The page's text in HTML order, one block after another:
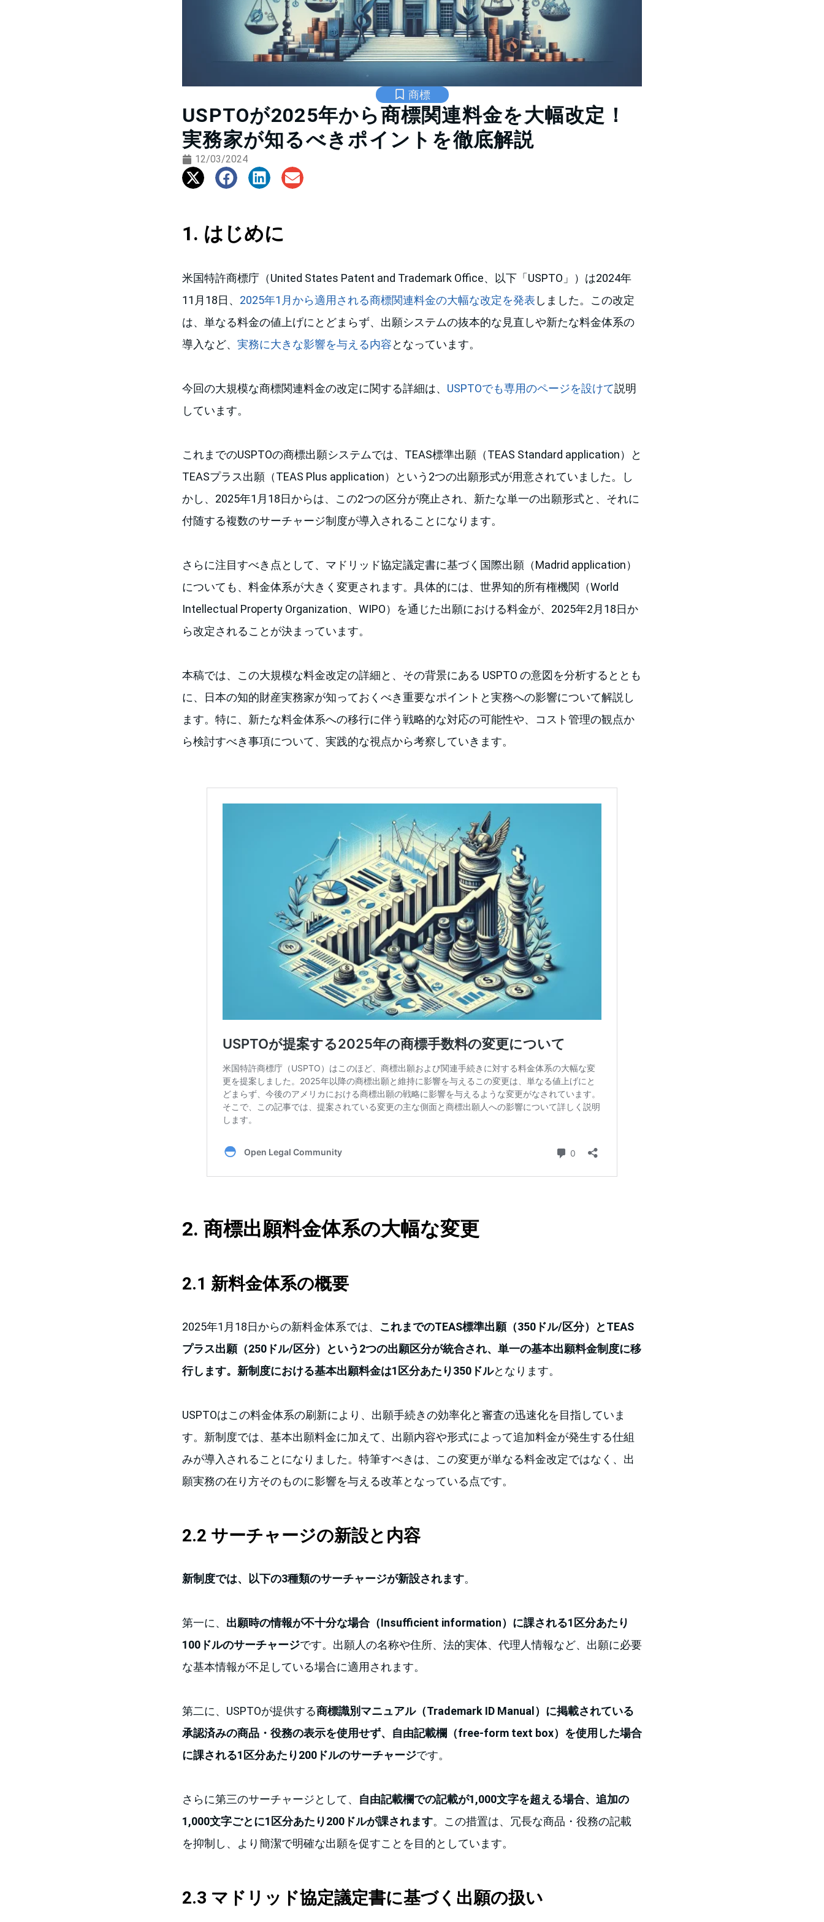
商標
USPTOが2025年から商標関連料金を大幅改定！
実務家が知るべきポイントを徹底解説
12/03/2024
1. はじめに
米国特許商標庁（United States Patent and Trademark Office、以下「USPTO」）は2024年
11月18日、 2025年1月から適用される商標関連料金の大幅な改定を発表 しました。この改定
は、単なる料金の値上げにとどまらず、出願システムの抜本的な見直しや新たな料金体系の
導入など、 実務に大きな影響を与える内容となっています。
今回の大規模な商標関連料金の改定に関する詳細は、 USPTOでも専用のページを設けて説明
しています。
これまでのUSPTOの商標出願システムでは、TEAS標準出願（TEAS Standard application）と
TEASプラス出願（TEAS Plus application）という2つの出願形式が用意されていました。し
かし、2025年1月18日からは、この2つの区分が廃止され、新たな単一の出願形式と、それに
付随する複数のサーチャージ制度が導入されることになります。
さらに注目すべき点として、マドリッド協定議定書に基づく国際出願（Madrid application）
についても、料金体系が大きく変更されます。具体的には、世界知的所有権機関（World
Intellectual Property Organization、WIPO）を通じた出願における料金が、2025年2月18日か
ら改定されることが決まっています。
本稿では、この大規模な料金改定の詳細と、その背景にある USPTO の意図を分析するととも
に、日本の知的財産実務家が知っておくべき重要なポイントと実務への影響について解説し
ます。特に、新たな料金体系への移行に伴う戦略的な対応の可能性や、コスト管理の観点か
ら検討すべき事項について、実践的な視点から考察していきます。
2. 商標出願料金体系の大幅な変更
2.1 新料金体系の概要
2025年1月18日からの新料金体系では、 これまでのTEAS標準出願（350ドル/区分）とTEAS
プラス出願（250ドル/区分）という2つの出願区分が統合され、単一の基本出願料金制度に移
行します。新制度における基本出願料金は1区分あたり350ドルとなります。
USPTOはこの料金体系の刷新により、出願手続きの効率化と審査の迅速化を目指していま
す。新制度では、基本出願料金に加えて、出願内容や形式によって追加料金が発生する仕組
みが導入されることになりました。特筆すべきは、この変更が単なる料金改定ではなく、出
願実務の在り方そのものに影響を与える改革となっている点です。
2.2 サーチャージの新設と内容
新制度では、以下の3種類のサーチャージが新設されます。
第一に、 出願時の情報が不十分な場合（Insufficient information）に課される1区分あたり
100ドルのサーチャージです。出願人の名称や住所、法的実体、代理人情報など、出願に必要
な基本情報が不足している場合に適用されます。
第二に、USPTOが提供する商標識別マニュアル（Trademark ID Manual）に掲載されている
承認済みの商品・役務の表示を使用せず、自由記載欄（free-form text box）を使用した場合
に課される1区分あたり200ドルのサーチャージです。
さらに第三のサーチャージとして、 自由記載欄での記載が1,000文字を超える場合、追加の
1,000文字ごとに1区分あたり200ドルが課されます。この措置は、冗長な商品・役務の記載
を抑制し、より簡潔で明確な出願を促すことを目的としています。
2.3 マドリッド協定議定書に基づく出願の扱い